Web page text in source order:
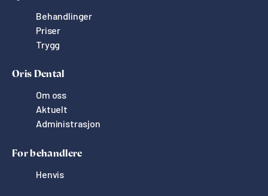
Behandlinger
Priser
Trygg
Oris Dental
Om oss
Aktuelt
Administrasjon
For behandlere
Henvis